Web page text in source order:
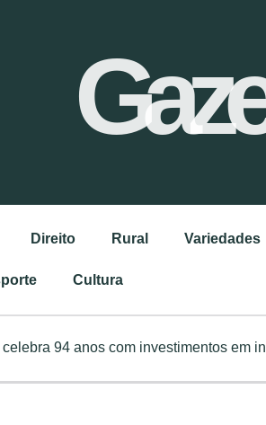
Direito Rural Variedades
Cultura
94 anos com investimentos em